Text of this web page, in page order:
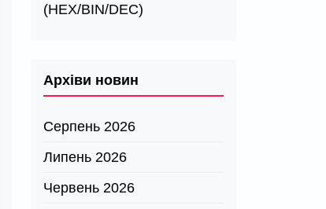
(HEX/BIN/DEC)
Архіви новин
Серпень 2026
Липень 2026
Червень 2026